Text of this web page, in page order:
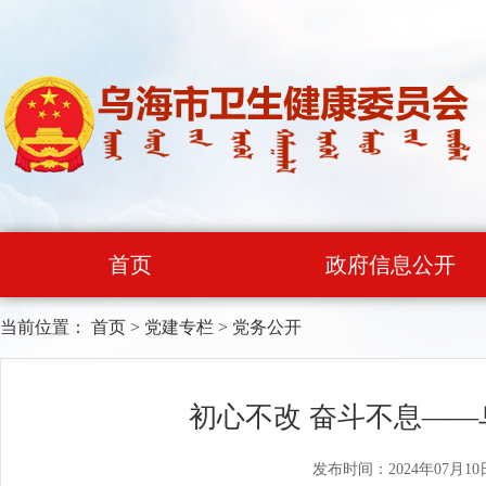
首页 政府信息公开
当前位置： 首页 > 党建专栏 > 党务公开
初心不改 奋斗不息——
发布时间：2024年07月10